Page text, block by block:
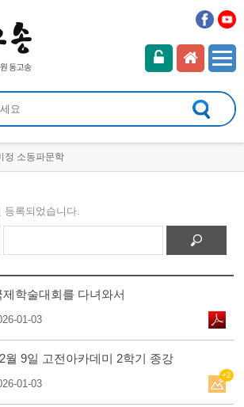
정 소동파문학
등록되었습니다.
학술대회를 다녀와서
01-03
월 9일 고전아카데미 2학기 종강
+2
01-03